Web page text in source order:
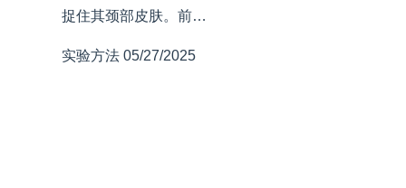
捉住其颈部皮肤。前…
实验方法 05/27/2025